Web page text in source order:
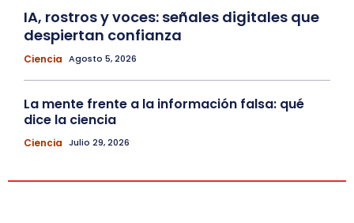
IA, rostros y voces: señales digitales que
despiertan confianza
Ciencia Agosto 5, 2026
La mente frente a la información falsa: qué
dice la ciencia
Ciencia Julio 29, 2026